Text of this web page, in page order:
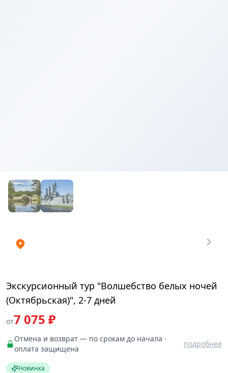
Экскурсионный тур "Волшебство белых ночей
(Октябрьская)", 2-7 дней
от7 075 ₽
Отмена и возврат — по срокам до начала ·
оплата защищена
подробнее
Новинка